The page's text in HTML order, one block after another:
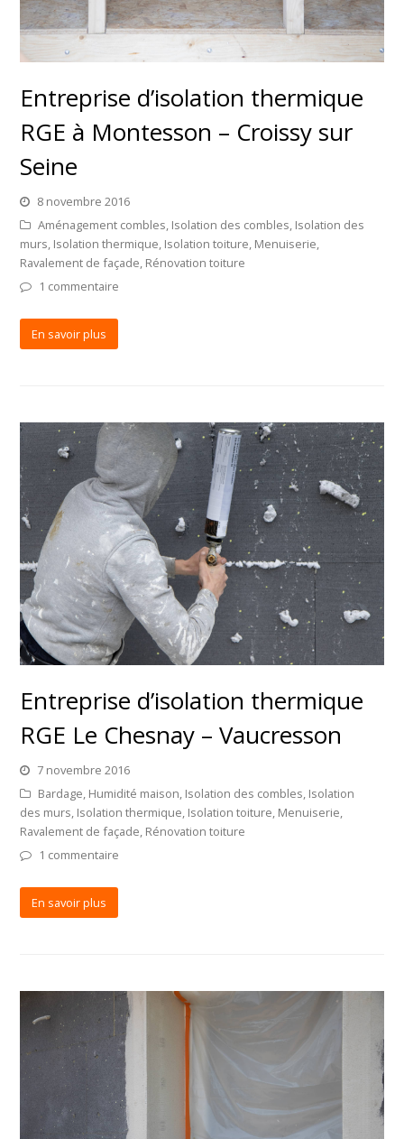
Entreprise d’isolation thermique
RGE à Montesson – Croissy sur
Seine
8 novembre 2016
Aménagement combles, Isolation des combles, Isolation des
murs, Isolation thermique, Isolation toiture, Menuiserie,
Ravalement de façade, Rénovation toiture
1 commentaire
En savoir plus
Entreprise d’isolation thermique
RGE Le Chesnay – Vaucresson
7 novembre 2016
Bardage, Humidité maison, Isolation des combles, Isolation
des murs, Isolation thermique, Isolation toiture, Menuiserie,
Ravalement de façade, Rénovation toiture
1 commentaire
En savoir plus